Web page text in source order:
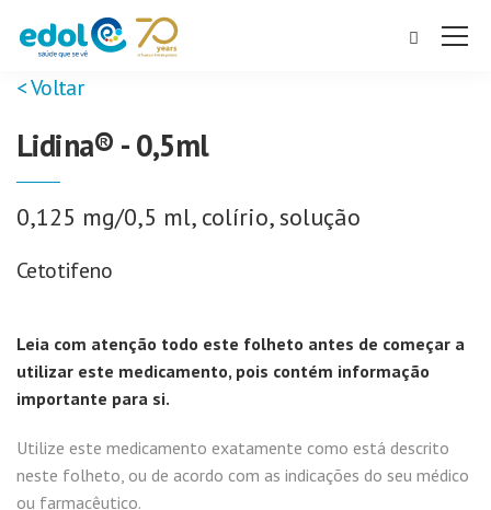
< Voltar
Lidina® - 0,5ml
0,125 mg/0,5 ml, colírio, solução
Cetotifeno
Leia com atenção todo este folheto antes de começar a
utilizar este medicamento, pois contém informação
importante para si.
Utilize este medicamento exatamente como está descrito
neste folheto, ou de acordo com as indicações do seu médico
ou farmacêutico.